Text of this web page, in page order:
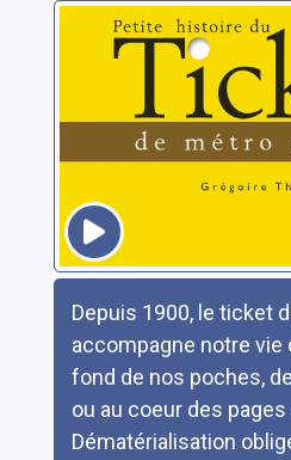
Depuis 1900, le ticket
accompagne notre vie
fond de nos poches,
ou au coeur des
Dématérialisation